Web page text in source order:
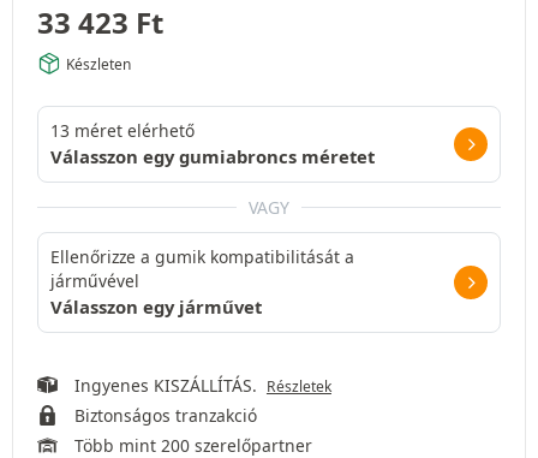
33 423 Ft
Készleten
13 méret elérhető
Válasszon egy gumiabroncs méretet
VAGY
Ellenőrizze a gumik kompatibilitását a
járművével
Válasszon egy járművet
Ingyenes KISZÁLLÍTÁS. Részletek
Biztonságos tranzakció
Több mint 200 szerelőpartner